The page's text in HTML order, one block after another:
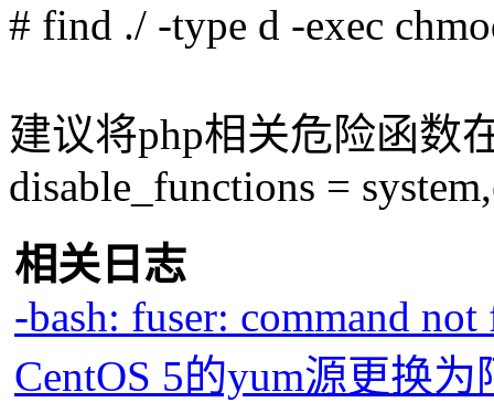
# find ./ -type d -exec
建议将php相关危险函数
disable_functions =
相关日志
-bash: fuser: command not
CentOS 5的yum源更换